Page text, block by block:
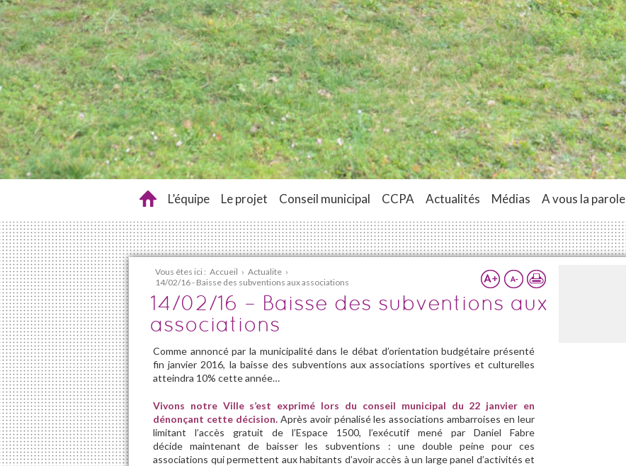
L’équipe Le projet Conseil municipal CCPA Actualités Médias A vous la parole
Vous êtes ici : Accueil › Actualite ›
14/02/16 - Baisse des subventions aux associations
14/02/16 – Baisse des subventions aux
associations
Comme annoncé par la municipalité dans le débat d’orientation budgétaire présenté
fin janvier 2016, la baisse des subventions aux associations sportives et culturelles
atteindra 10% cette année…
Vivons notre Ville s’est exprimé lors du conseil municipal du 22 janvier en
dénonçant cette décision.Après avoir pénalisé les associations ambarroises en leur
limitant l’accès gratuit de l’Espace 1500, l’exécutif mené par Daniel Fabre
décide maintenant de baisser les subventions : une double peine pour ces
associations qui permettent aux habitants d’avoir accès à un large panel d’activités et